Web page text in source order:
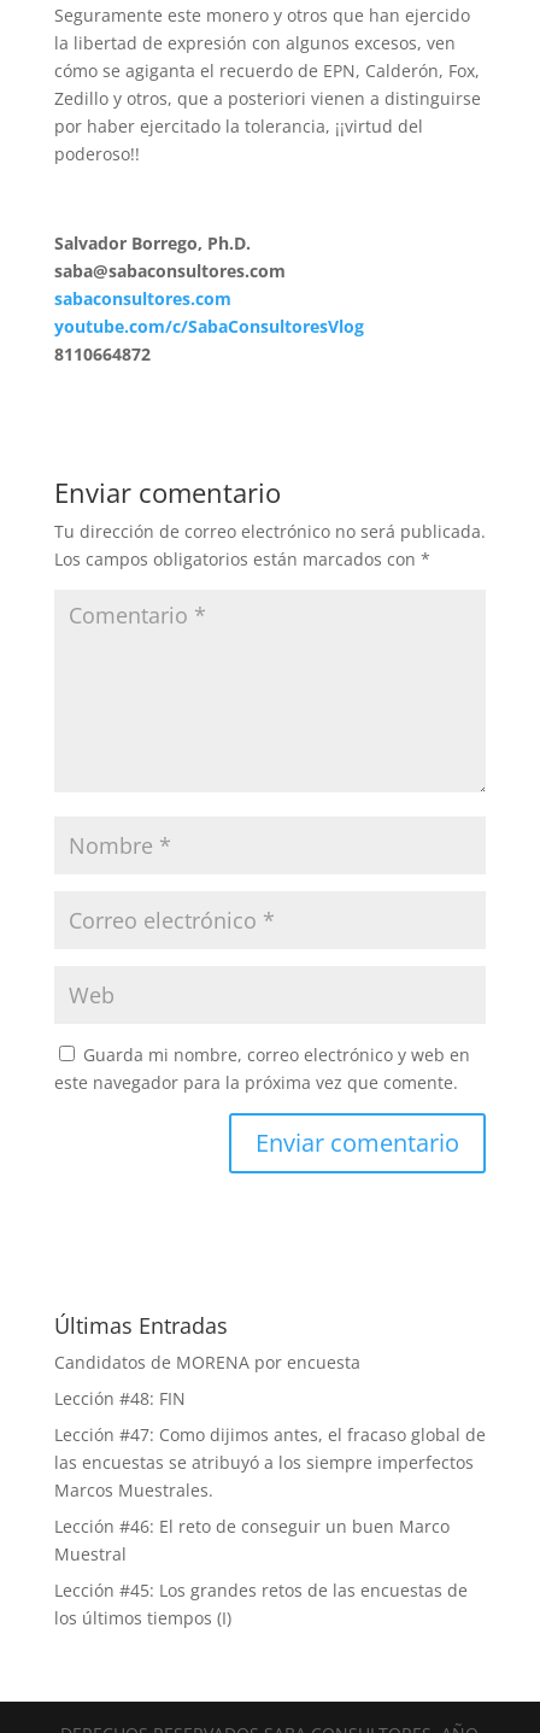
Seguramente este monero y otros que han ejercido
la libertad de expresión con algunos excesos, ven
cómo se agiganta el recuerdo de EPN, Calderón, Fox,
Zedillo y otros, que a posteriori vienen a distinguirse
por haber ejercitado la tolerancia, ¡¡virtud del
poderoso!!
Salvador Borrego, Ph.D.
saba@sabaconsultores.com
sabaconsultores.com
youtube.com/c/SabaConsultoresVlog
8110664872
Enviar comentario
Tu dirección de correo electrónico no será publicada.
Los campos obligatorios están marcados con *
Guarda mi nombre, correo electrónico y web en
este navegador para la próxima vez que comente.
Últimas Entradas
Candidatos de MORENA por encuesta
Lección #48: FIN
Lección #47: Como dijimos antes, el fracaso global de
las encuestas se atribuyó a los siempre imperfectos
Marcos Muestrales.
Lección #46: El reto de conseguir un buen Marco
Muestral
Lección #45: Los grandes retos de las encuestas de
los últimos tiempos (I)